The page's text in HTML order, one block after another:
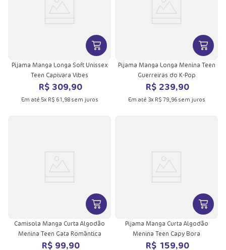
VER MAIS INFORMAÇÕES DO
Pijama Manga Longa Soft Unissex
Teen Capivara Vibes
R$ 309,90
Em até 5x R$ 61,98sem juros
VER
Pijama Manga Longa Menina Teen
Guerreiras do K-Pop
R$ 239,90
Em até 3x R$ 79,96sem juros
VER MAIS INFORMAÇÕES DO
Camisola Manga Curta Algodão
Menina Teen Gata Romântica
R$ 99,90
VER
Pijama Manga Curta Algodão
Menina Teen Capy Bora
R$ 159,90